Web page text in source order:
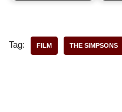
Tag: FILM THE SIMPSONS